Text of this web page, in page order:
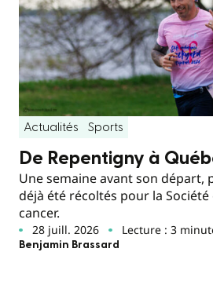
Actualités Sports
De Repentigny à
Une semaine avant son départ,
déjà été récoltés pour la
cancer.
28 juill. 2026 Lecture : 3
Benjamin Brassard